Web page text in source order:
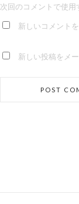
次回のコメントで使
新しいコメント
新しい投稿をメ